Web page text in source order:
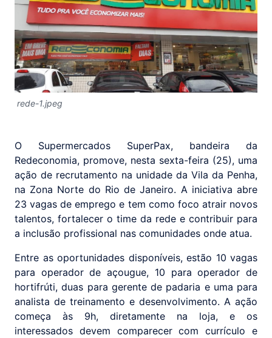
rede-1.jpeg
O Supermercados SuperPax, bandeira da
Redeconomia, promove, nesta sexta-feira (25), uma
ação de recrutamento na unidade da Vila da Penha,
na Zona Norte do Rio de Janeiro. A iniciativa abre
23 vagas de emprego e tem como foco atrair novos
talentos, fortalecer o time da rede e contribuir para
a inclusão profissional nas comunidades onde atua.
Entre as oportunidades disponíveis, estão 10 vagas
para operador de açougue, 10 para operador de
hortifrúti, duas para gerente de padaria e uma para
analista de treinamento e desenvolvimento. A ação
começa às 9h, diretamente na loja, e os
interessados devem comparecer com currículo e